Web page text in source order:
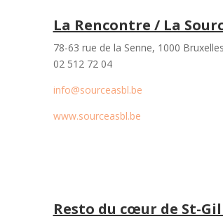
La Rencontre / La
78-63 rue de la Senne, 1000 Bruxelles
02 512 72 04
info@sourceasbl.be
www.sourceasbl.be
Resto du cœur de St-